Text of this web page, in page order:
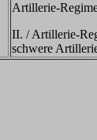
Artillerie-
II. / Artillerie-
schwere